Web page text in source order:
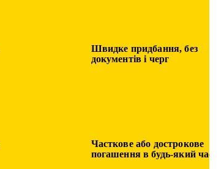
Швидке придбання, без
документів і черг
Часткове або дострокове
погашення в будь-який час